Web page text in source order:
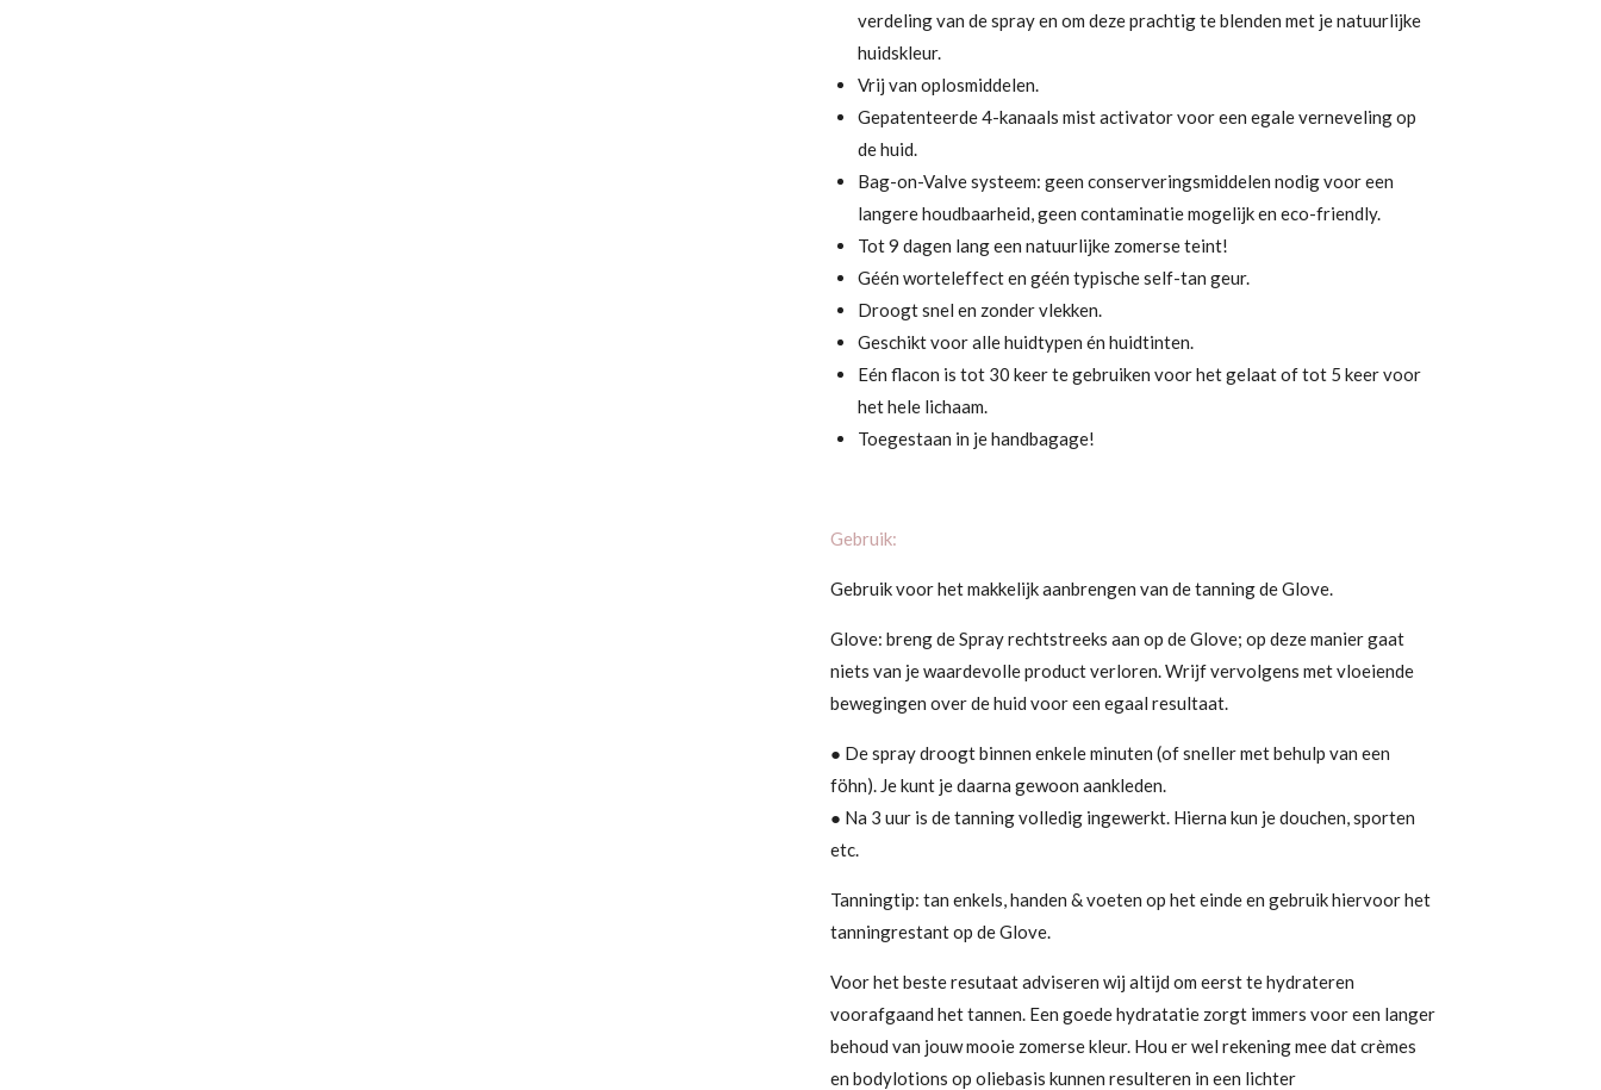
verdeling van de spray en om deze prachtig te blenden met je natuurlijke
huidskleur.
Vrij van oplosmiddelen.
Gepatenteerde 4-kanaals mist activator voor een egale verneveling op
de huid.
Bag-on-Valve systeem: geen conserveringsmiddelen nodig voor een
langere houdbaarheid, geen contaminatie mogelijk en eco-friendly.
Tot 9 dagen lang een natuurlijke zomerse teint!
Géén worteleffect en géén typische self-tan geur.
Droogt snel en zonder vlekken.
Geschikt voor alle huidtypen én huidtinten.
Eén flacon is tot 30 keer te gebruiken voor het gelaat of tot 5 keer voor
het hele lichaam.
Toegestaan in je handbagage!
Gebruik:
Gebruik voor het makkelijk aanbrengen van de tanning de Glove.
Glove: breng de Spray rechtstreeks aan op de Glove; op deze manier gaat
niets van je waardevolle product verloren. Wrijf vervolgens met vloeiende
bewegingen over de huid voor een egaal resultaat.
● De spray droogt binnen enkele minuten (of sneller met behulp van een
föhn). Je kunt je daarna gewoon aankleden.
● Na 3 uur is de tanning volledig ingewerkt. Hierna kun je douchen, sporten
etc.
Tanningtip: tan enkels, handen & voeten op het einde en gebruik hiervoor het
tanningrestant op de Glove.
Voor het beste resutaat adviseren wij altijd om eerst te hydrateren
voorafgaand het tannen. Een goede hydratatie zorgt immers voor een langer
behoud van jouw mooie zomerse kleur. Hou er wel rekening mee dat crèmes
en bodylotions op oliebasis kunnen resulteren in een lichter